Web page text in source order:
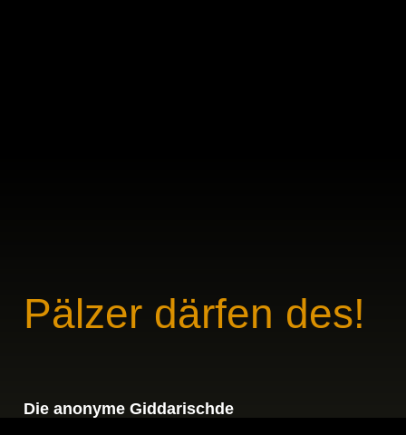
Pälzer därfen des!
Die anonyme Giddarischde